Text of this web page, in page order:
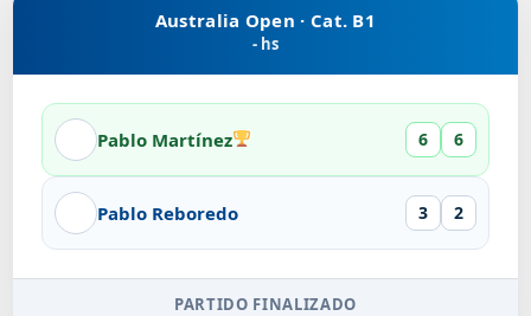
Australia Open · Cat. B1
- hs
Pablo Martínez 6 6
Pablo Reboredo 3 2
PARTIDO FINALIZADO